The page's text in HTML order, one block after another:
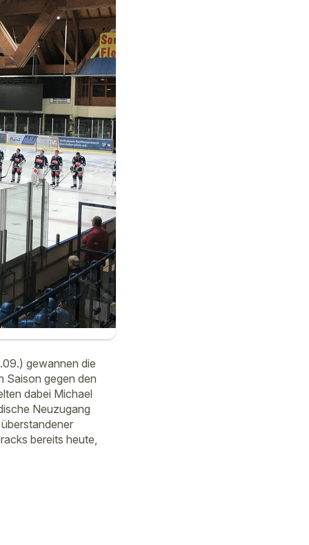
gewannen die
Saison gegen den
dabei Michael
Neuzugang
bereits heute,